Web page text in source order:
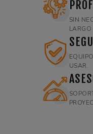
SIN
USAR.